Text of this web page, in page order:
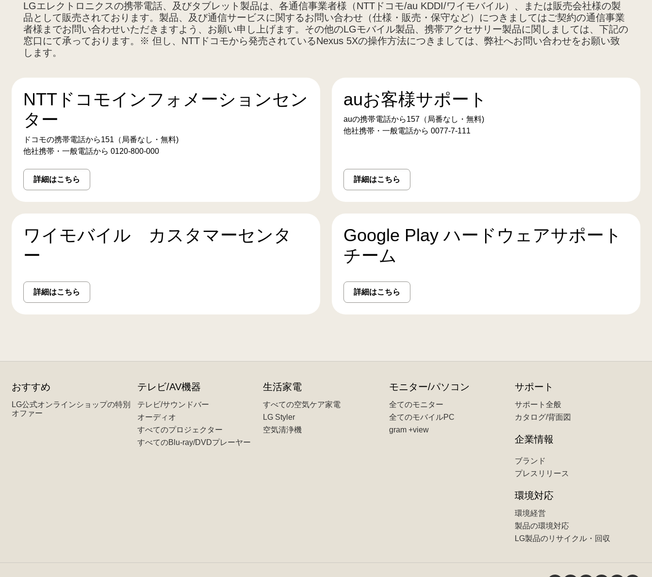
LGエレクトロニクスの携帯電話、及びタブレット製品は、各通信事業者様（NTTドコモ/au KDDI/ワイモバイル）、または販売会社様の製
品として販売されております。製品、及び通信サービスに関するお問い合わせ（仕様・販売・保守など）につきましてはご契約の通信事業
者様までお問い合わせいただきますよう、お願い申し上げます。その他のLGモバイル製品、携帯アクセサリー製品に関しましては、下記の
窓口にて承っております。※ 但し、NTTドコモから発売されているNexus 5Xの操作方法につきましては、弊社へお問い合わせをお願い致
します。
NTTドコモインフォメーションセン
ター
ドコモの携帯電話から151（局番なし・無料)
他社携帯・一般電話から 0120-800-000
詳細はこちら
auお客様サポート
auの携帯電話から157（局番なし・無料)
他社携帯・一般電話から 0077-7-111
詳細はこちら
ワイモバイル カスタマーセンタ
ー
詳細はこちら
Google Play ハードウェアサポート
チーム
詳細はこちら
おすすめ
LG公式オンラインショップの特別
オファー
テレビ/AV機器
テレビ/サウンドバー
オーディオ
すべてのプロジェクター
すべてのBlu-ray/DVDプレーヤー
生活家電
すべての空気ケア家電
LG Styler
空気清浄機
モニター/パソコン
全てのモニター
全てのモバイルPC
gram +view
サポート
サポート全般
カタログ/背面図
企業情報
ブランド
プレスリリース
環境対応
環境経営
製品の環境対応
LG製品のリサイクル・回収